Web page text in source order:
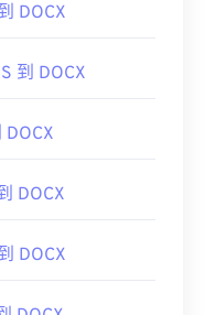
file-
tiff-file-extension
DOCX
到 DOCX
DOCX
DOCX
DOCX